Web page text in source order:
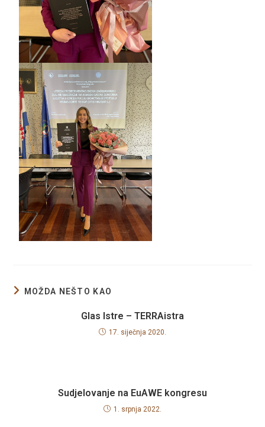
MOŽDA NEŠTO KAO
Glas Istre – TERRAistra
17. siječnja 2020.
Sudjelovanje na EuAWE kongresu
1. srpnja 2022.